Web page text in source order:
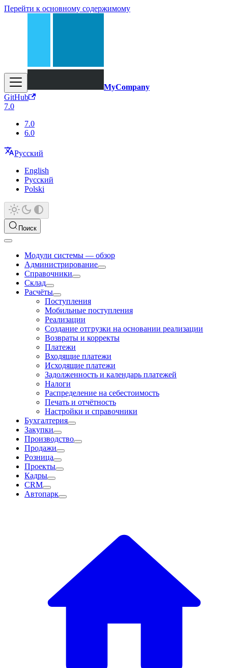
Перейти к основному содержимому
MyCompany
GitHub
7.0
7.0
6.0
Русский
English
Русский
Polski
Поиск
Модули системы — обзор
Администрирование
Справочники
Склад
Расчёты
Поступления
Мобильные поступления
Реализации
Создание отгрузки на основании реализации
Возвраты и корректы
Платежи
Входящие платежи
Исходящие платежи
Задолженность и календарь платежей
Налоги
Распределение на себестоимость
Печать и отчётность
Настройки и справочники
Бухгалтерия
Закупки
Производство
Продажи
Розница
Проекты
Кадры
CRM
Автопарк